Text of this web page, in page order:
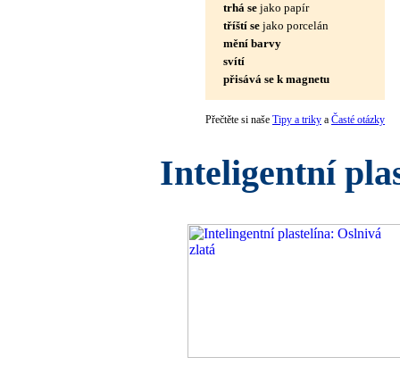
trhá se jako papír
tříští se jako porcelán
mění barvy
svítí
přisává se k magnetu
Přečtěte si naše Tipy a triky a Časté otázky
Inteligentní